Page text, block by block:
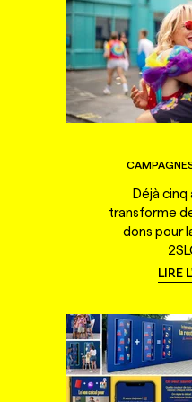
Déjà cinq
transforme
dons pour
LIRE